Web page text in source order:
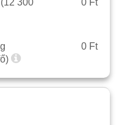
12 300
0 Ft
0 Ft